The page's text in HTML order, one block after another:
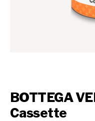
BOTTEGA
Cassette